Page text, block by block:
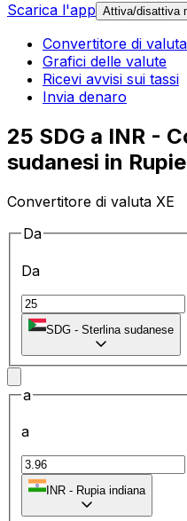
Scarica l'app Attiva/disattiva
Convertitore di valuta
Grafici delle valute
Ricevi avvisi sui tassi
Invia denaro
25 SDG a INR -
sudanesi in
Convertitore di valuta XE
Da
Da
SDG - Sterlina sudanese
a
a
INR - Rupia indiana